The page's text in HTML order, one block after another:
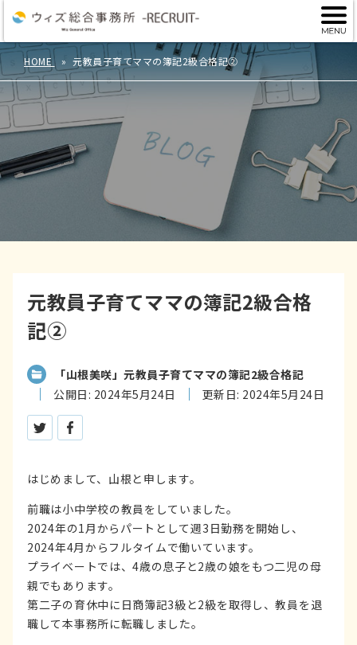
HOME 元教員子育てママの簿記2級合格記②
元教員子育てママの簿記2級合格
記②
「山根美咲」元教員子育てママの簿記2級合格記
公開日: 2024年5月24日
更新日: 2024年5月24日
ツイートする
はじめまして、山根と申します。
前職は小中学校の教員をしていました。
2024年の1月からパートとして週3日勤務を開始し、
2024年4月からフルタイムで働いています。
プライベートでは、4歳の息子と2歳の娘をもつ二児の母
親でもあります。
第二子の育休中に日商簿記3級と2級を取得し、教員を退
職して本事務所に転職しました。